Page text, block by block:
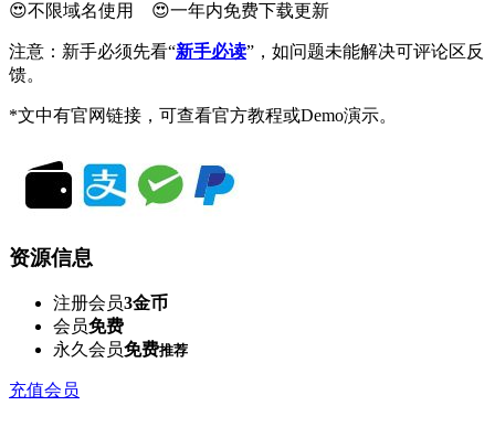
😍不限域名使用 😍一年内免费下载更新
注意：新手必须先看“新手必读”，如问题未能解决可评论区反
馈。
*文中有官网链接，可查看官方教程或Demo演示。
资源信息
注册会员3金币
会员免费
永久会员免费推荐
充值会员